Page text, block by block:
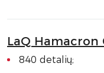
LaQ
840 detalių;